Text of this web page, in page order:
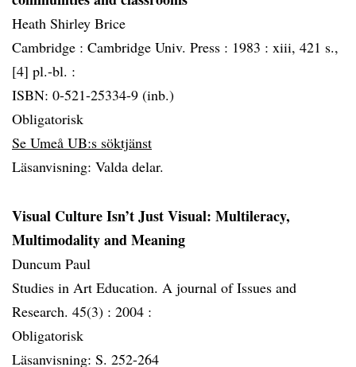
Heath Shirley Brice
Cambridge : Cambridge Univ. Press : 1983 : xiii, 421 s.,
[4] pl.-bl. :
ISBN: 0-521-25334-9 (inb.)
Obligatorisk
Se Umeå UB:s söktjänst
Läsanvisning: Valda delar.
Visual Culture Isn’t Just Visual: Multileracy,
Multimodality and Meaning
Duncum Paul
Studies in Art Education. A journal of Issues and
Research. 45(3) : 2004 :
Obligatorisk
Läsanvisning: S. 252-264